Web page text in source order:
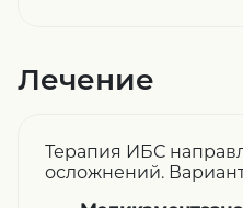
Лечение
Терапия ИБС
осложнений.